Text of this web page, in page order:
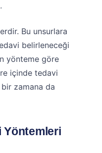
Bu unsurlara
belirleneceği
yönteme göre
içinde tedavi
zamana da
Yöntemleri